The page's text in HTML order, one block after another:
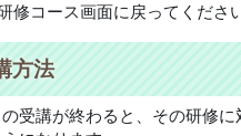
修コース画面に戻ってください
方法
受講が終わると、その研修に